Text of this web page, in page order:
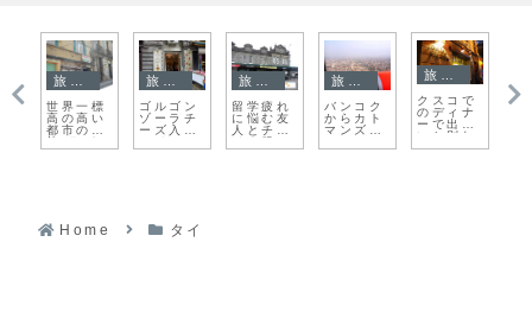
ワローロ
ット市場
を歩こ
う！
ブダペス
ト ブダ
側を歩い
てみる
ウィハー
ン・プ
ラ・モン
コン・ボ
ピット
リメンバ
ー事件の
謎が解
き
旅日記
東門市場
と龍山寺
で台湾の
じる
香
始
Home タイ